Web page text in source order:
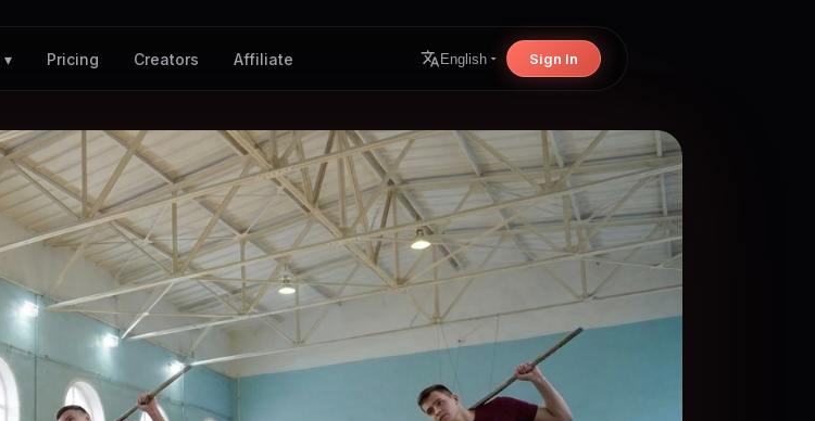
Pricing Creators Affiliate English Sign In